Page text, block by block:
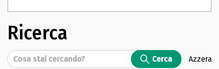
Ricerca
Cerca Cerca Azzera